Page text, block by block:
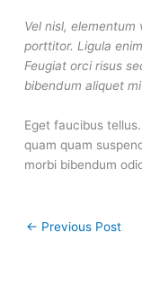
Vel nisl,
porttitor. Ligula
Feugiat orci risus
bibendum aliquet
Eget faucibus
quam quam
morbi bibendum
← Previous Post